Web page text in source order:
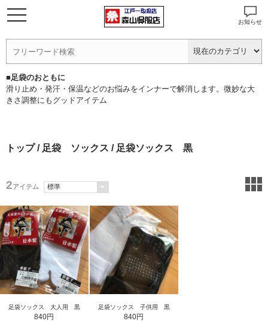
お知らせ
■足袋のおともに
滑り止め・発汗・保温などのお悩みをインナーで解消します。微妙な大
きさ調整にもグッドアイテム
トップ/ 足袋 ソックス / 足袋ソックス 黒
2アイテム
足袋ソックス 大人用 黒
840円
足袋ソックス 子供用 黒
840円